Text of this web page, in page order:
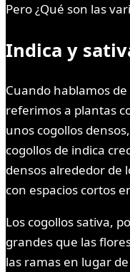
Pero ¿Qué son las
Indica y
Cuando hablamos
referimos a plantas
unos cogollos
cogollos de indica
densos alrededor de
con espacios cortos
Los cogollos sativa,
grandes que las
las ramas en lugar